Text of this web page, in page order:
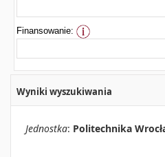
Finansowanie:
Wyniki wyszukiwania
Jednostka: Politechnika